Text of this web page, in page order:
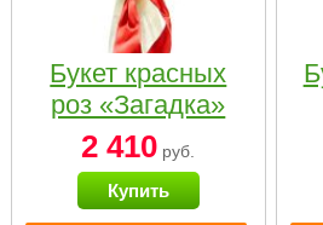
Букет красных
роз «Загадка»
2 410 руб.
Купить